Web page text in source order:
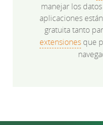
manejar los
aplicaciones
gratuita tanto
extensiones que